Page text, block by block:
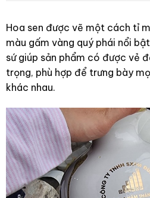
Hoa sen được vẽ một cách tỉ
màu gấm vàng quý phái nổi
sứ giúp sản phẩm có được vẻ
trọng, phù hợp để trưng bày
khác nhau.